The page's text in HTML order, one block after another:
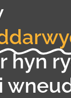
hyn